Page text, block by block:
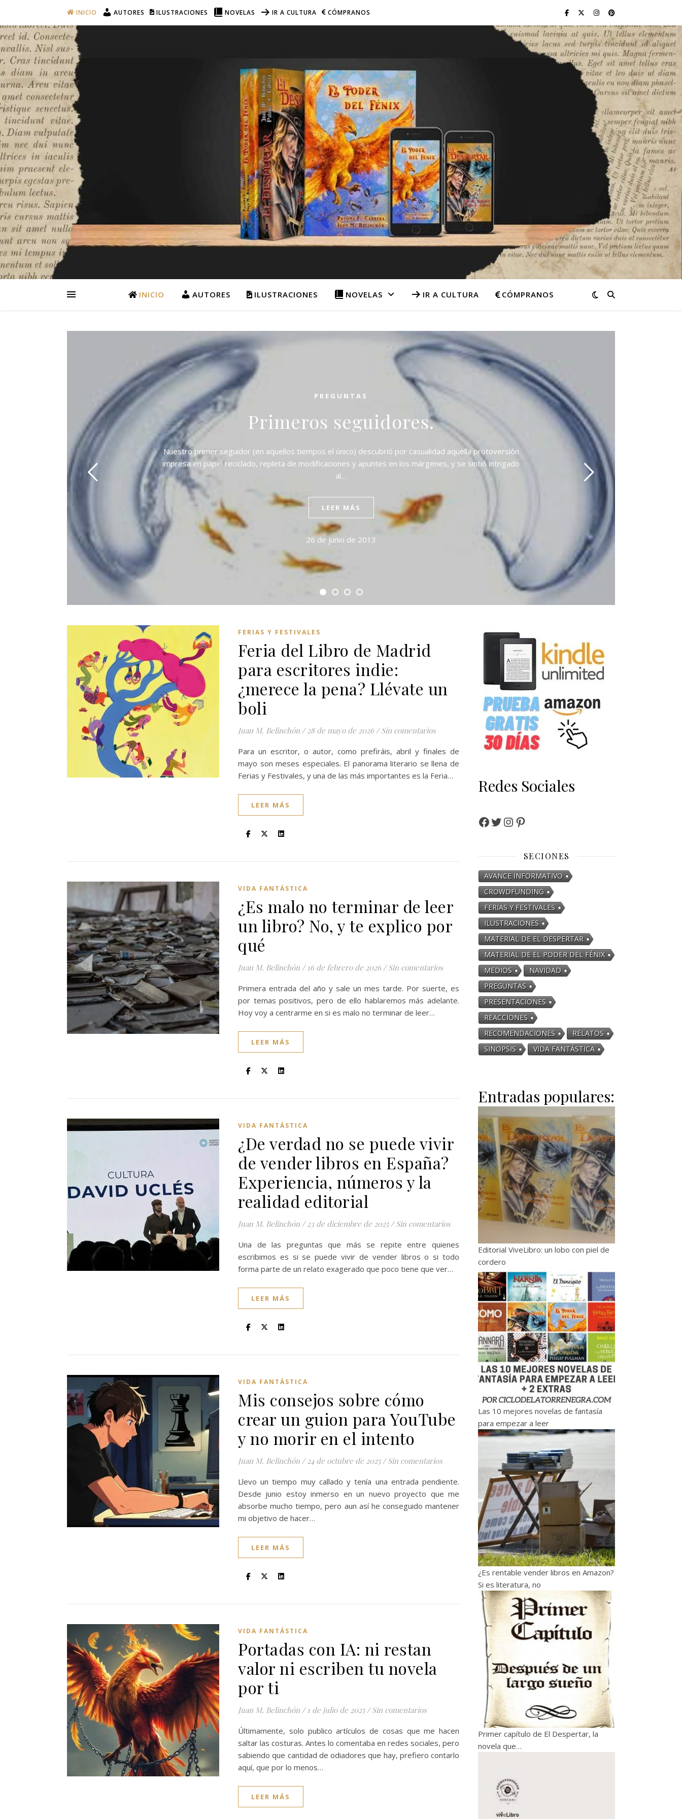
INICIO AUTORES ILUSTRACIONES NOVELAS IR A CULTURA CÓMPRANOS
INICIO AUTORES ILUSTRACIONES NOVELAS IR A CULTURA CÓMPRANOS
PREGUNTAS
Primeros seguidores.
Nuestro primer seguidor (en aquellos tiempos el único) descubrió por casualidad aquella protoversión
impresa en papel reciclado, repleta de modificaciones y apuntes en los márgenes, y se sintió intrigado
al…
LEER MÁS
26 de junio de 2013
FERIAS Y FESTIVALES
Feria del Libro de Madrid
para escritores indie:
¿merece la pena? Llévate un
boli
Juan M. Belinchón / 28 de mayo de 2026 / Sin comentarios
Para un escritor, o autor, como prefiráis, abril y finales de
mayo son meses especiales. El panorama literario se llena de
Ferias y Festivales, y una de las más importantes es la Feria…
LEER MÁS
VIDA FANTÁSTICA
¿Es malo no terminar de leer
un libro? No, y te explico por
qué
Juan M. Belinchón / 16 de febrero de 2026 / Sin comentarios
Primera entrada del año y sale un mes tarde. Por suerte, es
por temas positivos, pero de ello hablaremos más adelante.
Hoy voy a centrarme en si es malo no terminar de leer…
LEER MÁS
VIDA FANTÁSTICA
¿De verdad no se puede vivir
de vender libros en España?
Experiencia, números y la
realidad editorial
Juan M. Belinchón / 23 de diciembre de 2025 / Sin comentarios
Una de las preguntas que más se repite entre quienes
escribimos es si se puede vivir de vender libros o si todo
forma parte de un relato exagerado que poco tiene que ver…
LEER MÁS
VIDA FANTÁSTICA
Mis consejos sobre cómo
crear un guion para YouTube
y no morir en el intento
Juan M. Belinchón / 24 de octubre de 2025 / Sin comentarios
Llevo un tiempo muy callado y tenía una entrada pendiente.
Desde junio estoy inmerso en un nuevo proyecto que me
absorbe mucho tiempo, pero aun así he conseguido mantener
mi objetivo de hacer…
LEER MÁS
VIDA FANTÁSTICA
Portadas con IA: ni restan
valor ni escriben tu novela
por ti
Juan M. Belinchón / 1 de julio de 2025 / Sin comentarios
Últimamente, solo publico artículos de cosas que me hacen
saltar las costuras. Antes lo comentaba en redes sociales, pero
sabiendo que cantidad de odiadores que hay, prefiero contarlo
aquí, que por lo menos…
LEER MÁS
Redes Sociales
Facebook
TwitterInstagram
Pinterest
SECIONES
AVANCE INFORMATIVO
CROWDFUNDING
FERIAS Y FESTIVALES
ILUSTRACIONES
MATERIAL DE EL DESPERTAR
MATERIAL DE EL PODER DEL FÉNIX
MEDIOS
NAVIDAD
PREGUNTAS
PRESENTACIONES
REACCIONES
RECOMENDACIONES
RELATOS
SINOPSIS
VIDA FANTÁSTICA
Entradas populares:
Editorial ViveLibro: un lobo con piel de
cordero
Las 10 mejores novelas de fantasía
para empezar a leer
¿Es rentable vender libros en Amazon?
Si es literatura, no
Primer capítulo de El Despertar, la
novela que…